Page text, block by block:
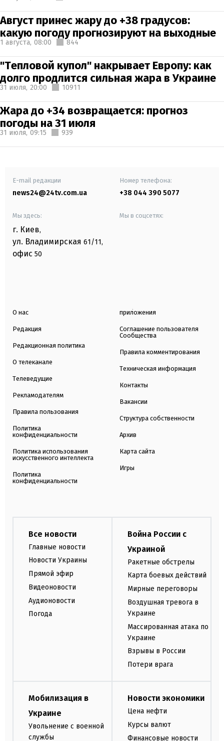
Август принес жару до +38 градусов:
какую погоду прогнозируют на выходные
1 августа, 08:00 844
"Тепловой купол" накрывает Европу: как
долго продлится сильная жара в Украине
31 июля, 20:00 10911
Жара до +34 возвращается: прогноз
погоды на 31 июля
31 июля, 09:15 939
E-mail редакции
news24@24tv.com.ua
Номер телефона:
+38 044 390 5077
Мы здесь:
г. Киев,
ул. Владимирская 61/11,
офис 50
Мы в соцсетях:
О нас
Редакция
Редакционная политика
О телеканале
Телеведущие
Рекламодателям
Правила пользования
Политика
конфиденциальности
Политика использования
искусственного интеллекта
Политика
конфиденциальности
приложения
Соглашение пользователя
Сообщества
Правила комментирования
Техническая информация
Контакты
Вакансии
Структура собственности
Архив
Карта сайта
Игры
Все новости
Главные новости
Новости Украины
Прямой эфир
Видеоновости
Аудионовости
Погода
Война России с
Украиной
Ракетные обстрелы
Карта боевых действий
Мирные переговоры
Воздушная тревога в
Украине
Массированная атака по
Украине
Взрывы в России
Потери врага
Мобилизация в
Украине
Увольнение с военной
службы
Новости экономики
Цена нефти
Курсы валют
Финансовые новости